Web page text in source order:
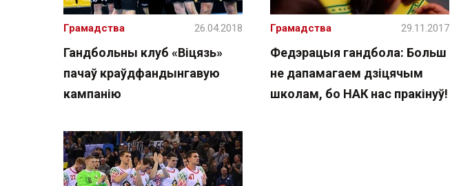
Гандбольны клуб «Віцязь»
пачаў краўдфандынгавую
кампанію
Грамадства 26.04.2018
Федэрацыя гандбола: Больш
не дапамагаем дзіцячым
школам, бо НАК нас пракінуў!
Грамадства 29.11.2017